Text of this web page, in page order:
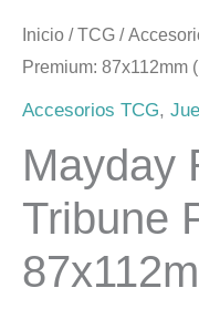
Inicio /TCG /
Premium: 87x112mm
Accesorios TCG,
Mayday
Tribune
Premium:
87x112mm
(100
cantidad